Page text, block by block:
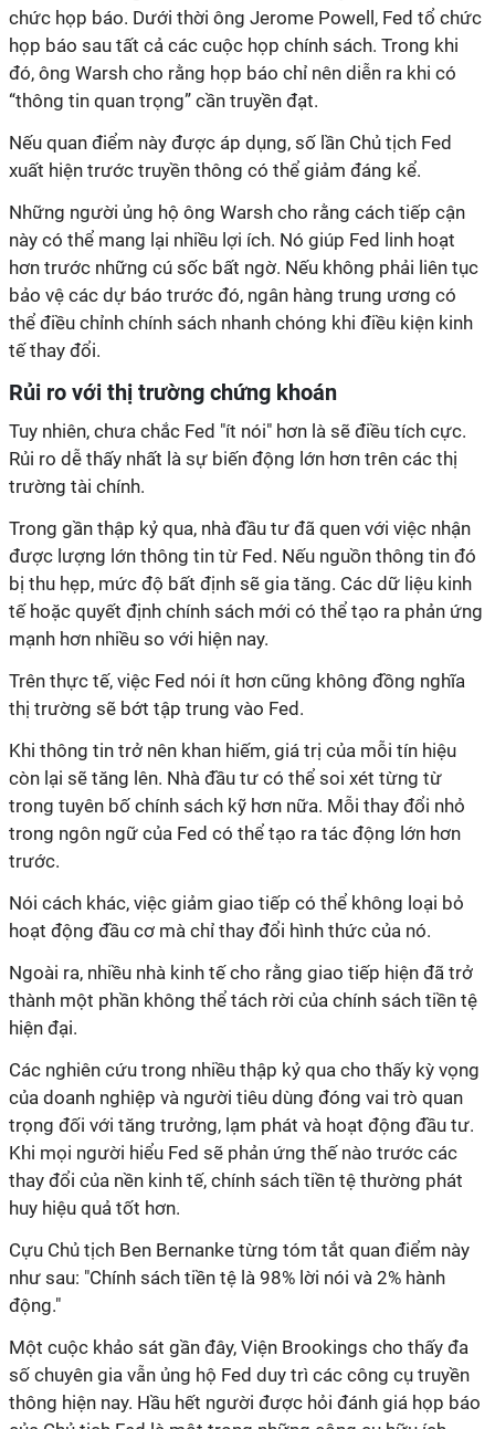
chức họp báo. Dưới thời ông Jerome Powell, Fed tổ chức
họp báo sau tất cả các cuộc họp chính sách. Trong khi
đó, ông Warsh cho rằng họp báo chỉ nên diễn ra khi có
“thông tin quan trọng” cần truyền đạt.
Nếu quan điểm này được áp dụng, số lần Chủ tịch Fed
xuất hiện trước truyền thông có thể giảm đáng kể.
Những người ủng hộ ông Warsh cho rằng cách tiếp cận
này có thể mang lại nhiều lợi ích. Nó giúp Fed linh hoạt
hơn trước những cú sốc bất ngờ. Nếu không phải liên tục
bảo vệ các dự báo trước đó, ngân hàng trung ương có
thể điều chỉnh chính sách nhanh chóng khi điều kiện kinh
tế thay đổi.
Rủi ro với thị trường chứng khoán
Tuy nhiên, chưa chắc Fed "ít nói" hơn là sẽ điều tích cực.
Rủi ro dễ thấy nhất là sự biến động lớn hơn trên các thị
trường tài chính.
Trong gần thập kỷ qua, nhà đầu tư đã quen với việc nhận
được lượng lớn thông tin từ Fed. Nếu nguồn thông tin đó
bị thu hẹp, mức độ bất định sẽ gia tăng. Các dữ liệu kinh
tế hoặc quyết định chính sách mới có thể tạo ra phản ứng
mạnh hơn nhiều so với hiện nay.
Trên thực tế, việc Fed nói ít hơn cũng không đồng nghĩa
thị trường sẽ bớt tập trung vào Fed.
Khi thông tin trở nên khan hiếm, giá trị của mỗi tín hiệu
còn lại sẽ tăng lên. Nhà đầu tư có thể soi xét từng từ
trong tuyên bố chính sách kỹ hơn nữa. Mỗi thay đổi nhỏ
trong ngôn ngữ của Fed có thể tạo ra tác động lớn hơn
trước.
Nói cách khác, việc giảm giao tiếp có thể không loại bỏ
hoạt động đầu cơ mà chỉ thay đổi hình thức của nó.
Ngoài ra, nhiều nhà kinh tế cho rằng giao tiếp hiện đã trở
thành một phần không thể tách rời của chính sách tiền tệ
hiện đại.
Các nghiên cứu trong nhiều thập kỷ qua cho thấy kỳ vọng
của doanh nghiệp và người tiêu dùng đóng vai trò quan
trọng đối với tăng trưởng, lạm phát và hoạt động đầu tư.
Khi mọi người hiểu Fed sẽ phản ứng thế nào trước các
thay đổi của nền kinh tế, chính sách tiền tệ thường phát
huy hiệu quả tốt hơn.
Cựu Chủ tịch Ben Bernanke từng tóm tắt quan điểm này
như sau: "Chính sách tiền tệ là 98% lời nói và 2% hành
động."
Một cuộc khảo sát gần đây, Viện Brookings cho thấy đa
số chuyên gia vẫn ủng hộ Fed duy trì các công cụ truyền
thông hiện nay. Hầu hết người được hỏi đánh giá họp báo